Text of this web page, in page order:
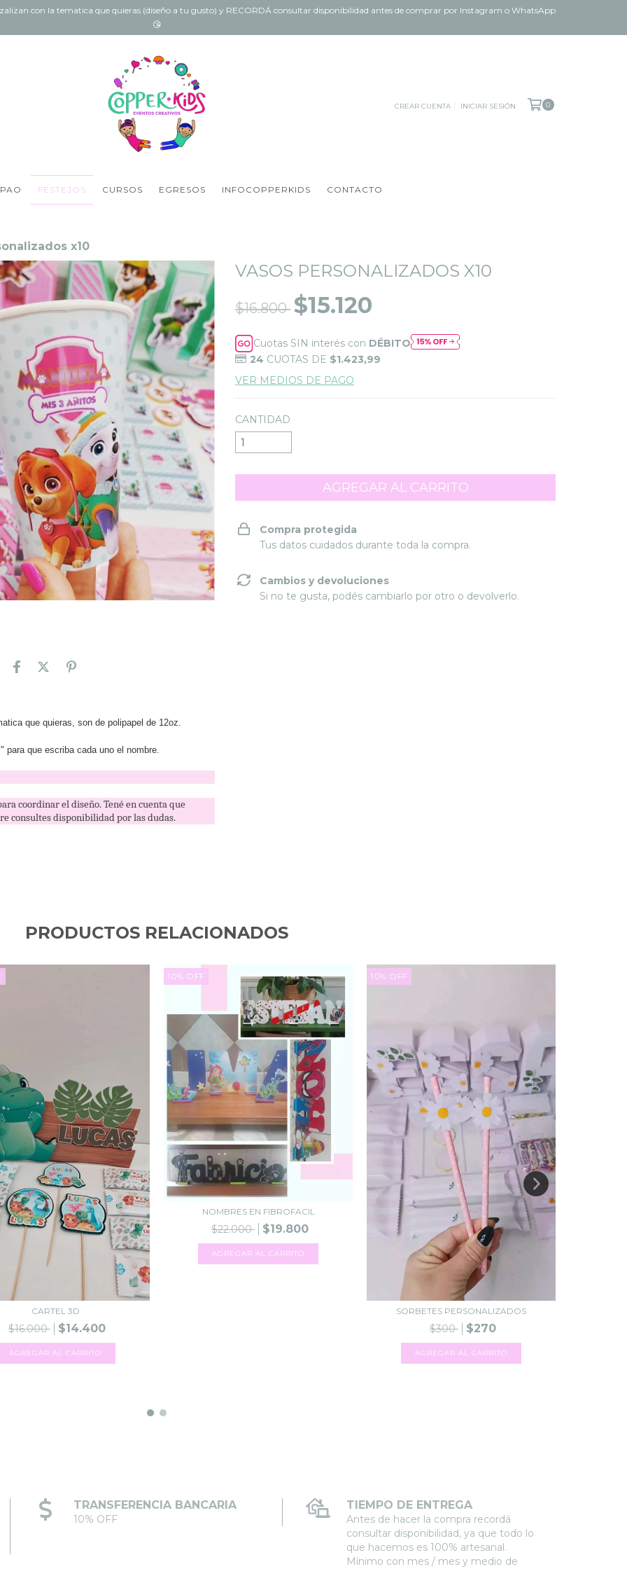
con la tematica que quieras (diseño a tu gusto) y RECORDÁ consultar disponibilidad antes de comprar por Instagram o WhatsApp
😘
CREAR CUENTA INICIAR SESIÓN 0
FESTEJOS CURSOS EGRESOS INFOCOPPERKIDS CONTACTO
x10
que quieras, son de polipapel de 12oz.
para que escriba cada uno el nombre.
coordinar el diseño. Tené en cuenta que
consultes disponibilidad por las dudas.
VASOS PERSONALIZADOS X10
$16.800 $15.120
Cuotas SIN interés con DÉBITO
24 CUOTAS DE $1.423,99
VER MEDIOS DE PAGO
CANTIDAD
Compra protegida
Tus datos cuidados durante toda la compra.
Cambios y devoluciones
Si no te gusta, podés cambiarlo por otro o devolverlo.
PRODUCTOS RELACIONADOS
CARTEL 3D
$16.000 $14.400
10% OFF
NOMBRES EN FIBROFACIL
$22.000 $19.800
10% OFF
SORBETES PERSONALIZADOS
$300 $270
TRANSFERENCIA BANCARIA
10% OFF
TIEMPO DE ENTREGA
Antes de hacer la compra recordá
consultar disponibilidad, ya que todo lo
que hacemos es 100% artesanal.
Mínimo con mes / mes y medio de